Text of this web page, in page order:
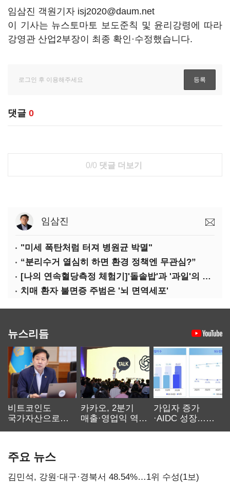
임삼진 객원기자 isj2020@daum.net
이 기사는 뉴스토마토 보도준칙 및 윤리강령에 따라
강영관 산업2부장이 최종 확인·수정했습니다.
댓글 0
0/0 댓글 더보기
임삼진
"미세 폭탄처럼 터져 병원균 박멸"
“분리수거 열심히 하면 환경 정책엔 무관심?”
[나의 연속혈당측정 체험기]'돌솥밥'과 '과일'의 놀라운 배신
치매 환자 불면증 주범은 '뇌 면역세포'
뉴스리듬
비트코인도
국가자산으로…'
카카오, 2분기
매출·영업익 역대
가입자 증가
·AIDC 성장…
주요 뉴스
김민석, 강원·대구·경북서 48.54%…1위 수성(1보)